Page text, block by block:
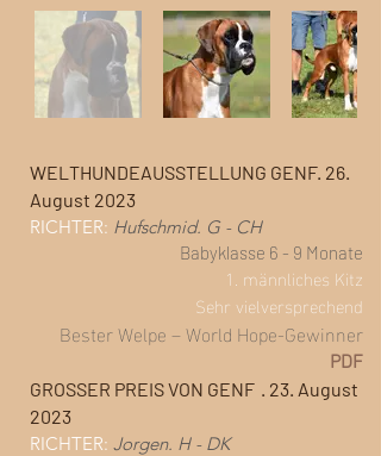
WELTHUNDEAUSSTELLUNG GENF. 26.
August 2023
RICHTER: Hufschmid. G - CH
Babyklasse 6 - 9 Monate
1. männliches Kitz
Sehrvielversprechend
Bester Welpe – World Hope-Gewinner
PDF
GROSSER PREIS VON GENF . 23. August
2023
RICHTER: Jorgen. H - DK